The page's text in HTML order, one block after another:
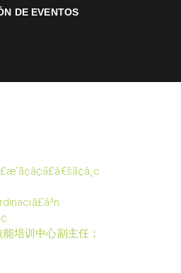
DE EVENTOS
培训中心副主任；